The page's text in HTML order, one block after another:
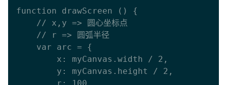
function drawScreen () {